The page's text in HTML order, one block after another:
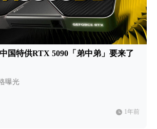
国特供RTX 5090「弟中弟」要来了
曝光
1年前